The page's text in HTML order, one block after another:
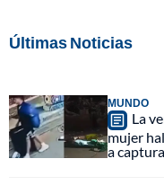
Últimas Noticias
MUNDO
La
mujer
a